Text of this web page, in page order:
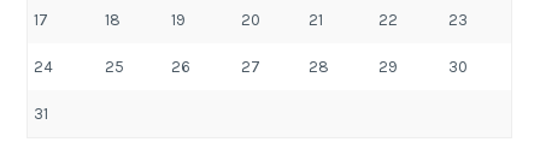
17 18 19 20 21 22 23
24 25 26 27 28 29 30
31